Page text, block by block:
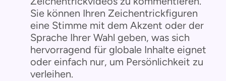
Sie können Ihren Zeichentrickfiguren
eine Stimme mit dem Akzent oder der
Sprache Ihrer Wahl geben, was sich
hervorragend für globale Inhalte eignet
oder einfach nur, um Persönlichkeit zu
verleihen.